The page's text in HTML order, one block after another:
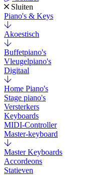
Sluiten
Piano's & Keys
Akoestisch
Buffetpiano's
Vleugelpiano's
Digitaal
Home Piano's
Stage piano's
Versterkers
Keyboards
MIDI-Controller
Master-keyboard
Master Keyboards
Accordeons
Statieven